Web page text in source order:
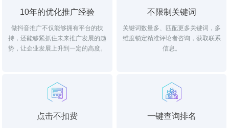
10年的优化推广经验
做抖音推广不仅能够拥有平台的扶
持，还能够紧抓住未来推广发展的趋
势，让企业发展上升到一定的高度。
不限制关键词
关键词数量多、匹配更多关键词，多
维度锁定精准评论者咨询，获取联系
信息。
点击不扣费 一键查询排名